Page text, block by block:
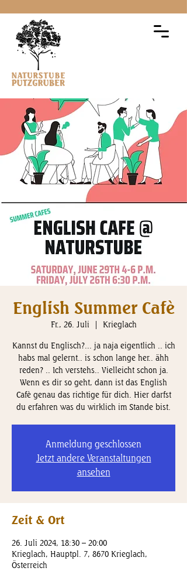
English Summer Cafè
Fr., 26. Juli
  |
Krieglach
Kannst du Englisch?... ja naja eigentlich .. ich
habs mal gelernt.. is schon lange her.. ähh
reden? .. Ich verstehs.. Vielleicht schon ja.
Wenn es dir so geht, dann ist das English
Cafè genau das richtige für dich. Hier darfst
du erfahren was du wirklich im Stande bist.
Anmeldung geschlossen
Jetzt andere Veranstaltungen
ansehen
Zeit & Ort
26. Juli 2024, 18:30 – 20:00
Krieglach, Hauptpl. 7, 8670 Krieglach,
Österreich